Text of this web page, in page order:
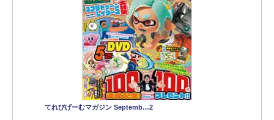
てれびげーむマガジン Septemb…2